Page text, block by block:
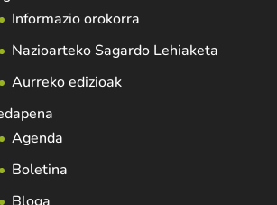
Informazio orokorra
Nazioarteko Sagardo Lehiaketa
Aurreko edizioak
Agenda
Boletina